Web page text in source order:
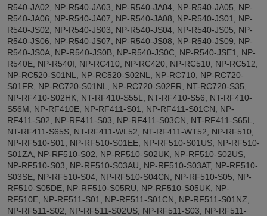
R540-JA02, NP-R540-JA03, NP-R540-JA04, NP-R540-JA05, NP-
R540-JA06, NP-R540-JA07, NP-R540-JA08, NP-R540-JS01, NP-
R540-JS02, NP-R540-JS03, NP-R540-JS04, NP-R540-JS05, NP-
R540-JS06, NP-R540-JS07, NP-R540-JS08, NP-R540-JS09, NP-
R540-JS0A, NP-R540-JS0B, NP-R540-JS0C, NP-R540-JSE1, NP-
R540E, NP-R540I, NP-RC410, NP-RC420, NP-RC510, NP-RC512,
NP-RC520-S01NL, NP-RC520-S02NL, NP-RC710, NP-RC720-
S01FR, NP-RC720-S01NL, NP-RC720-S02FR, NT-RC720-S35,
NP-RF410-S02HK, NT-RF410-S55L, NT-RF410-S56, NT-RF410-
S56M, NP-RF410E, NP-RF411-S01, NP-RF411-S01CN, NP-
RF411-S02, NP-RF411-S03, NP-RF411-S03CN, NT-RF411-S65L,
NT-RF411-S65S, NT-RF411-WL52, NT-RF411-WT52, NP-RF510,
NP-RF510-S01, NP-RF510-S01EE, NP-RF510-S01US, NP-RF510-
S01ZA, NP-RF510-S02, NP-RF510-S02UK, NP-RF510-S02US,
NP-RF510-S03, NP-RF510-S03AU, NP-RF510-S03AT, NP-RF510-
S03SE, NP-RF510-S04, NP-RF510-S04CN, NP-RF510-S05, NP-
RF510-S05DE, NP-RF510-S05RU, NP-RF510-S05UK, NP-
RF510E, NP-RF511-S01, NP-RF511-S01CN, NP-RF511-S01NZ,
NP-RF511-S02, NP-RF511-S02US, NP-RF511-S03, NP-RF511-